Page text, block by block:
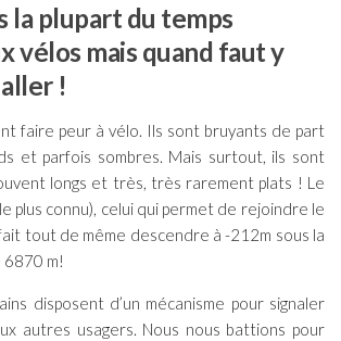
la plupart du temps
vélos mais quand faut y
!
faire peur à vélo. Ils sont bruyants de part
et parfois sombres. Mais surtout, ils sont
longs et très, très rarement plats ! Le
plus connu), celui qui permet de rejoindre le
tout de même descendre à -212m sous la
m!
disposent d’un mécanisme pour signaler
autres usagers. Nous nous battions pour